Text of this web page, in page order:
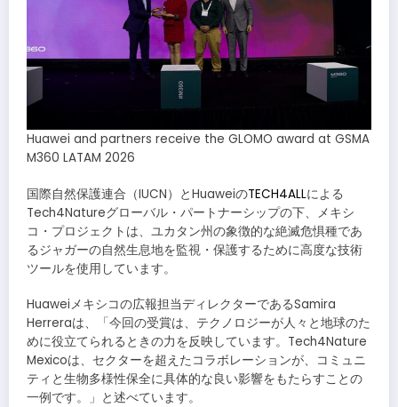
Huawei and partners receive the GLOMO award at GSMA
M360 LATAM 2026
国際自然保護連合（IUCN）とHuaweiのTECH4ALLによる
Tech4Natureグローバル・パートナーシップの下、メキシ
コ・プロジェクトは、ユカタン州の象徴的な絶滅危惧種であ
るジャガーの自然生息地を監視・保護するために高度な技術
ツールを使用しています。
Huaweiメキシコの広報担当ディレクターであるSamira
Herreraは、「今回の受賞は、テクノロジーが人々と地球のた
めに役立てられるときの力を反映しています。Tech4Nature
Mexicoは、セクターを超えたコラボレーションが、コミュニ
ティと生物多様性保全に具体的な良い影響をもたらすことの
一例です。」と述べています。